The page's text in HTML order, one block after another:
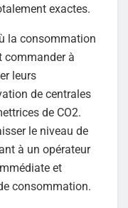
exactes.
la consommation
commander à
leurs
de centrales
de CO2.
le niveau de
à un opérateur
et
consommation.